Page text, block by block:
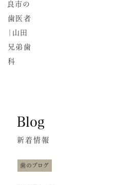
医院紹介
特徴・治療の流れ
スタッフブログ
Blog
新着情報
歯のブログ